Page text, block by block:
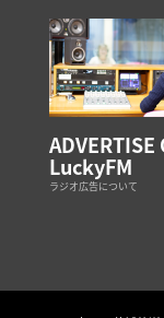
ADVERTISE
LuckyFM
ラジオ広告について